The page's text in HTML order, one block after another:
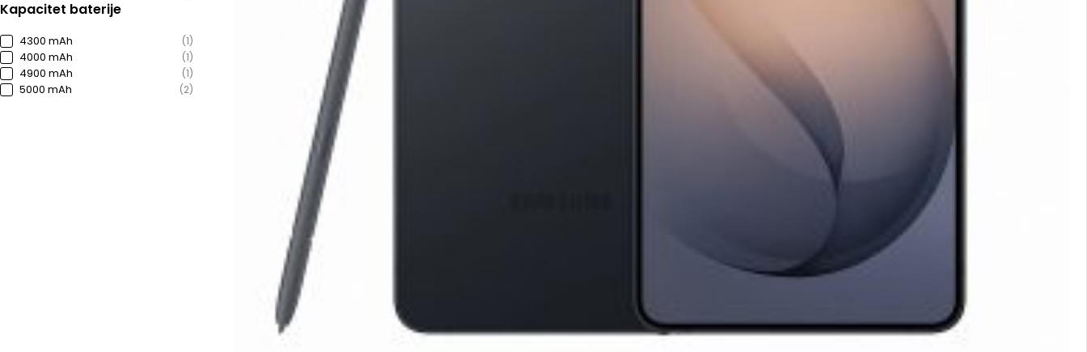
Kapacitet baterije
4300 mAh (1)
4000 mAh (1)
4900 mAh (1)
5000 mAh (2)